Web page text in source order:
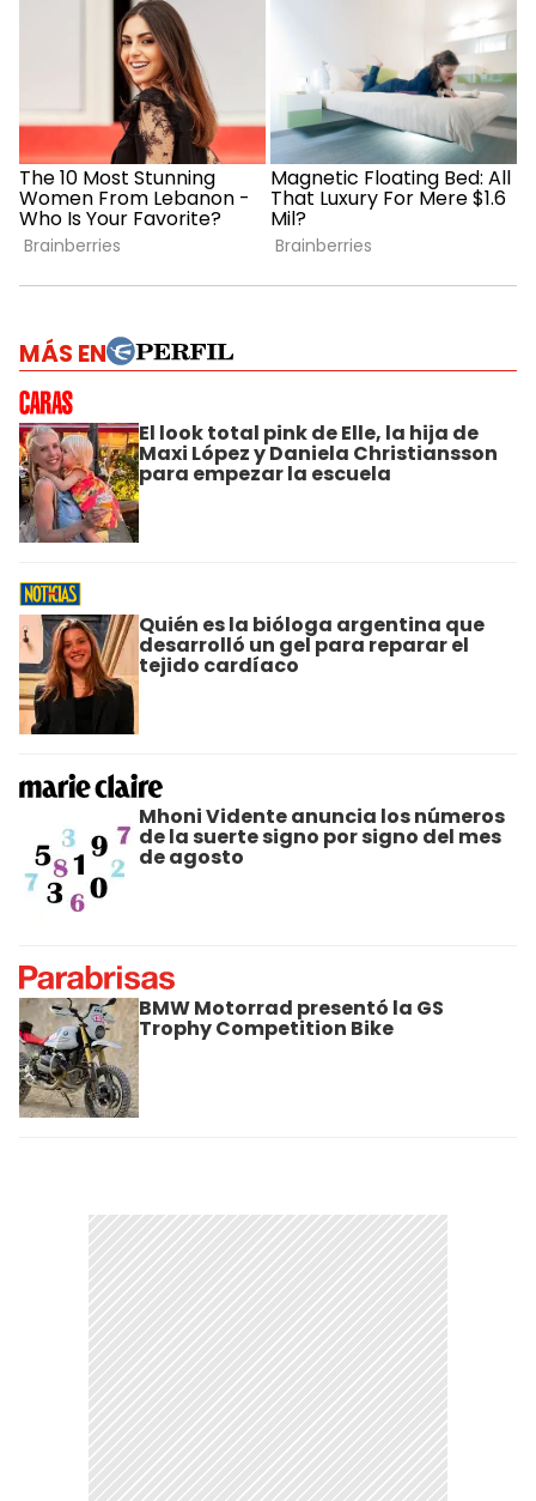
MÁS EN
El look total pink de Elle, la hija de
Maxi López y Daniela Christiansson
para empezar la escuela
Quién es la bióloga argentina que
desarrolló un gel para reparar el
tejido cardíaco
Mhoni Vidente anuncia los números
de la suerte signo por signo del mes
de agosto
BMW Motorrad presentó la GS
Trophy Competition Bike